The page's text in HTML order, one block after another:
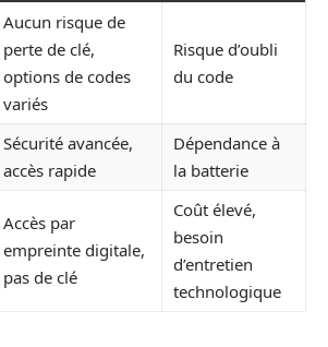
Aucun risque de
perte de clé,
options de codes
variés
Risque d’oubli
du code
Sécurité avancée,
accès rapide
Dépendance à
la batterie
Accès par
empreinte digitale,
pas de clé
Coût élevé,
besoin
d’entretien
technologique